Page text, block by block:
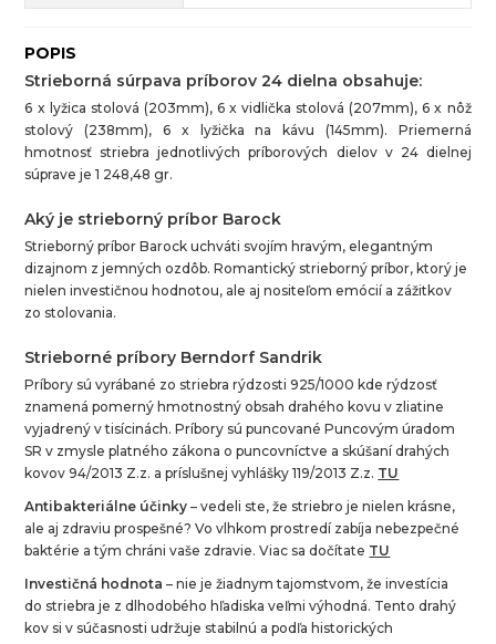
POPIS
Strieborná súrpava príborov 24 dielna obsahuje:
6 x lyžica stolová (203mm), 6 x vidlička stolová (207mm), 6 x nôž
stolový (238mm), 6 x lyžička na kávu (145mm). Priemerná
hmotnosť striebra jednotlivých príborových dielov v 24 dielnej
súprave je 1 248,48 gr.
Aký je strieborný príbor Barock
Strieborný príbor Barock uchváti svojím hravým, elegantným
dizajnom z jemných ozdôb. Romantický strieborný príbor, ktorý je
nielen investičnou hodnotou, ale aj nositeľom emócií a zážitkov
zo stolovania.
Strieborné príbory Berndorf Sandrik
Príbory sú vyrábané zo striebra rýdzosti 925/1000 kde rýdzosť
znamená pomerný hmotnostný obsah drahého kovu v zliatine
vyjadrený v tisícinách. Príbory sú puncované Puncovým úradom
SR v zmysle platného zákona o puncovníctve a skúšaní drahých
kovov 94/2013 Z.z. a príslušnej vyhlášky 119/2013 Z.z. TU
Antibakteriálne účinky – vedeli ste, že striebro je nielen krásne,
ale aj zdraviu prospešné? Vo vlhkom prostredí zabíja nebezpečné
baktérie a tým chráni vaše zdravie. Viac sa dočítate TU
Investičná hodnota– nie je žiadnym tajomstvom, že investícia
do striebra je z dlhodobého hľadiska veľmi výhodná. Tento drahý
kov si v súčasnosti udržuje stabilnú a podľa historických